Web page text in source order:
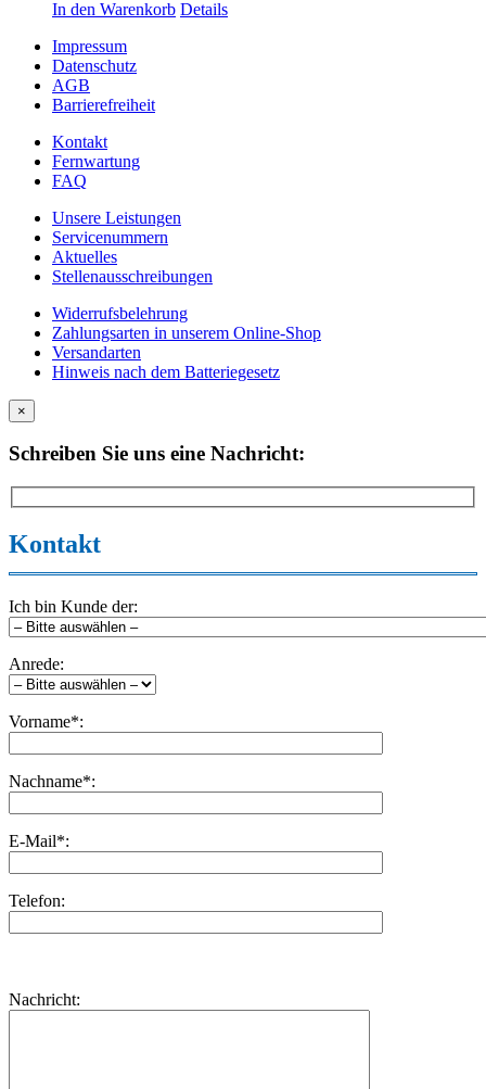
In den Warenkorb Details
Impressum
Datenschutz
AGB
Barrierefreiheit
Kontakt
Fernwartung
FAQ
Unsere Leistungen
Servicenummern
Aktuelles
Stellenausschreibungen
Widerrufsbelehrung
Zahlungsarten in unserem Online-Shop
Versandarten
Hinweis nach dem Batteriegesetz
×
Schreiben Sie uns eine Nachricht:
Kontakt
Ich bin Kunde der:
Anrede:
Vorname*:
Nachname*:
E-Mail*:
Telefon:
dieses
lasse
Nachricht: